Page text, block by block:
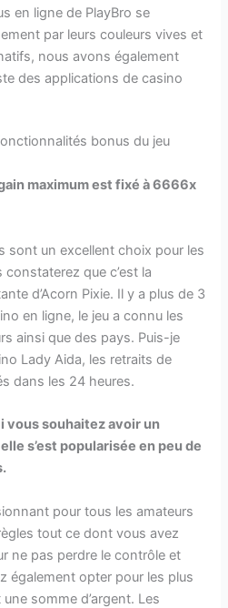
en ligne de PlayBro se
par leurs couleurs vives et
nous avons également
des applications de casino
bonus du jeu
maximum est fixé à 6666x
sont un excellent choix pour les
que c’est la
d’Acorn Pixie. Il y a plus de 3
en ligne, le jeu a connu les
ainsi que des pays. Puis-je
Lady Aida, les retraits de
dans les 24 heures.
vous souhaitez avoir un
s’est popularisée en peu de
pour tous les amateurs
tout ce dont vous avez
ne pas perdre le contrôle et
également opter pour les plus
somme d’argent. Les